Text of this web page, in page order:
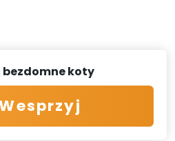
bezdomne koty